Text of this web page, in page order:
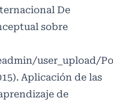
De
sobre
user_upload/
Aplicación de las
de